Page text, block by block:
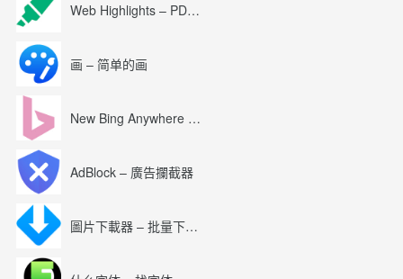
Web Highlights – PDF & Web Highlighter
画 – 简单的画
New Bing Anywhere (Bing Chat GPT-4)
AdBlock – 廣告攔截器
圖片下載器 – 批量下載圖片